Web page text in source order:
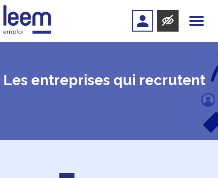
Les entreprises qui recrutent